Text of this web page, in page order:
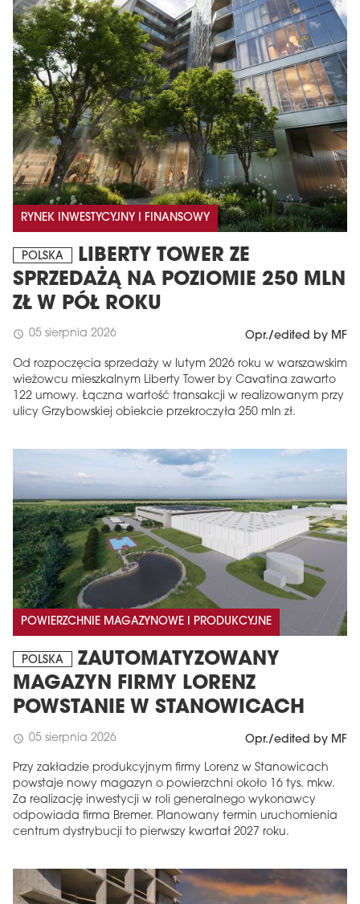
RYNEK INWESTYCYJNY I FINANSOWY
POLSKA
LIBERTY TOWER ZE
SPRZEDAŻĄ NA POZIOMIE 250 MLN
ZŁ W PÓŁ ROKU
schedule 05 sierpnia 2026 Opr./edited by MF
Od rozpoczęcia sprzedaży w lutym 2026 roku w warszawskim
wieżowcu mieszkalnym Liberty Tower by Cavatina zawarto
122 umowy. Łączna wartość transakcji w realizowanym przy
ulicy Grzybowskiej obiekcie przekroczyła 250 mln zł.
POWIERZCHNIE MAGAZYNOWE I PRODUKCYJNE
POLSKA
ZAUTOMATYZOWANY
MAGAZYN FIRMY LORENZ
POWSTANIE W STANOWICACH
schedule 05 sierpnia 2026 Opr./edited by MF
Przy zakładzie produkcyjnym firmy Lorenz w Stanowicach
powstaje nowy magazyn o powierzchni około 16 tys. mkw.
Za realizację inwestycji w roli generalnego wykonawcy
odpowiada firma Bremer. Planowany termin uruchomienia
centrum dystrybucji to pierwszy kwartał 2027 roku.